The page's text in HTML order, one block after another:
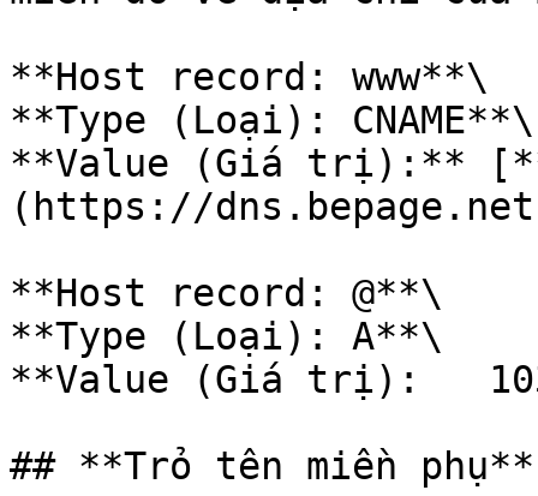
**Host record: www**\
**Type (Loại): CNAME**\
**Value (Giá trị):**
(https://
**Host record: @**\
**Type (Loại): A**\
**Value (Giá trị):
## **Trỏ tên miền phụ**